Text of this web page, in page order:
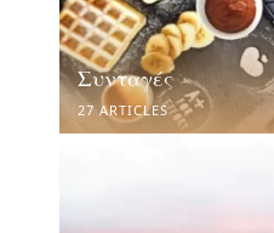
Συνταγές
27 ARTICLES